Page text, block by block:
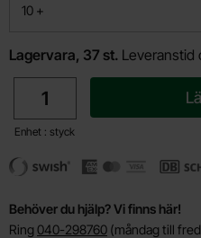
10 +
till
Lagervara, 37 st. Leveranstid
Enhet : styck
Behöver du hjälp? Vi finns här!
Ring 040-298760 (måndag till